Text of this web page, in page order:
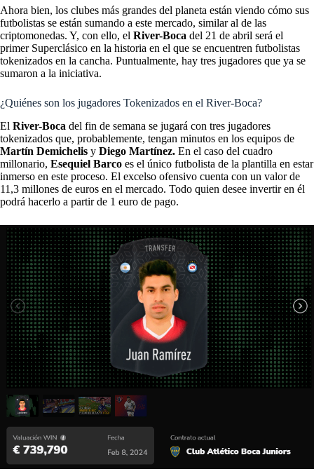
Ahora bien, los clubes más grandes del planeta están viendo cómo sus
futbolistas se están sumando a este mercado, similar al de las
criptomonedas. Y, con ello, el River-Boca del 21 de abril será el
primer Superclásico en la historia en el que se encuentren futbolistas
tokenizados en la cancha. Puntualmente, hay tres jugadores que ya se
sumaron a la iniciativa.
¿Quiénes son los jugadores Tokenizados en el River-Boca?
El River-Boca del fin de semana se jugará con tres jugadores
tokenizados que, probablemente, tengan minutos en los equipos de
Martín Demichelis y Diego Martínez. En el caso del cuadro
millonario, Esequiel Barco es el único futbolista de la plantilla en estar
inmerso en este proceso. El excelso ofensivo cuenta con un valor de
11,3 millones de euros en el mercado. Todo quien desee invertir en él
podrá hacerlo a partir de 1 euro de pago.